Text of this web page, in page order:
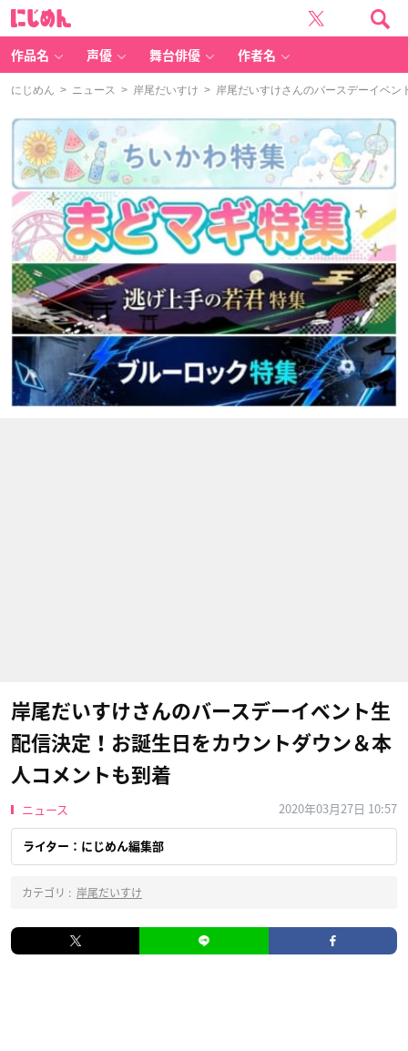
作品名 声優 舞台俳優 作者名
にじめん > ニュース > 岸尾だいすけ > 岸尾だいすけさんのバースデーイベン
岸尾だいすけさんのバースデーイベント生
配信決定！お誕生日をカウントダウン＆本
人コメントも到着
ニュース 2020年03月27日 10:57
ライター：にじめん編集部
カテゴリ : 岸尾だいすけ